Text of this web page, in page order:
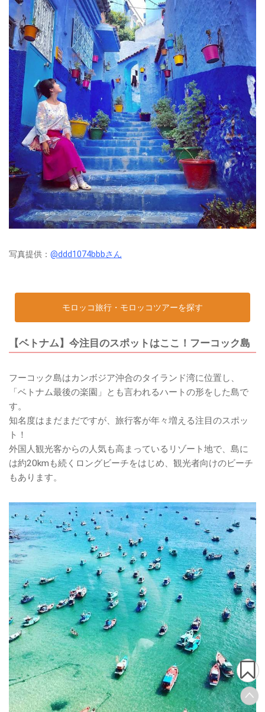
写真提供： @ddd1074bbbさん
モロッコ旅行・モロッコツアーを探す
【ベトナム】今注目のスポットはここ！フーコック島
フーコック島はカンボジア沖合のタイランド湾に位置し、
「ベトナム最後の楽園」とも言われるハートの形をした島で
す。
知名度はまだまだですが、旅行客が年々増える注目のスポッ
ト！
外国人観光客からの人気も高まっているリゾート地で、島に
は約20kmも続くロングビーチをはじめ、観光者向けのビーチ
もあります。